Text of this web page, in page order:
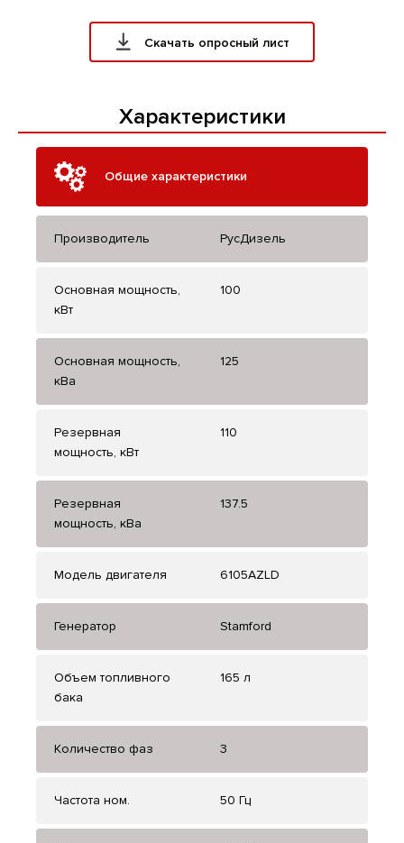
Скачать опросный лист
Характеристики
Общие характеристики
Производитель РусДизель
Основная мощность,
кВт
100
Основная мощность,
кВа
125
Резервная
мощность, кВт
110
Резервная
мощность, кВа
137.5
Модель двигателя 6105AZLD
Генератор Stamford
Объем топливного
бака
165 л
Количество фаз 3
Частота ном. 50 Гц